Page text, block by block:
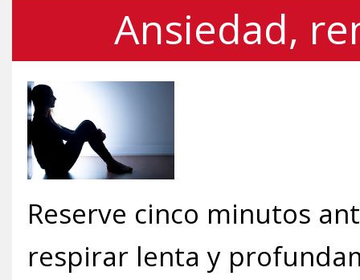
Ansiedad,
Reserve cinco minutos
respirar lenta y